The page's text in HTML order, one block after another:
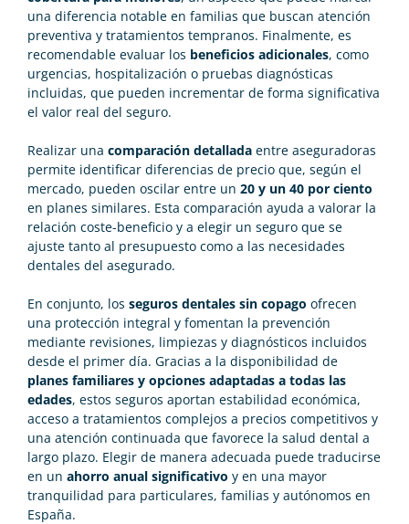
una diferencia notable en familias que buscan atención
preventiva y tratamientos tempranos. Finalmente, es
recomendable evaluar los beneficios adicionales, como
urgencias, hospitalización o pruebas diagnósticas
incluidas, que pueden incrementar de forma significativa
el valor real del seguro.
Realizar una comparación detallada entre aseguradoras
permite identificar diferencias de precio que, según el
mercado, pueden oscilar entre un 20 y un 40 por ciento
en planes similares. Esta comparación ayuda a valorar la
relación coste-beneficio y a elegir un seguro que se
ajuste tanto al presupuesto como a las necesidades
dentales del asegurado.
En conjunto, los seguros dentales sin copago ofrecen
una protección integral y fomentan la prevención
mediante revisiones, limpiezas y diagnósticos incluidos
desde el primer día. Gracias a la disponibilidad de
planes familiares y opciones adaptadas a todas las
edades, estos seguros aportan estabilidad económica,
acceso a tratamientos complejos a precios competitivos y
una atención continuada que favorece la salud dental a
largo plazo. Elegir de manera adecuada puede traducirse
en un ahorro anual significativo y en una mayor
tranquilidad para particulares, familias y autónomos en
España.